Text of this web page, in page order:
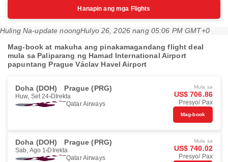
Hanapin ang mga Flights
Huling Na-update noongHulyo 26, 2026 nang 05:06 PM GMT+0
Mag-book at makuha ang pinakamagandang flight deal
mula sa Paliparang ng Hamad International Airport
papuntang Prague Václav Havel Airport
Doha (DOH) Prague (PRG)
Huw, Set 24 DIrekta
Qatar Airways
Mula sa
US$ 706.86
Presyo/ Pax
Mag-book
Doha (DOH) Prague (PRG)
Sab, Ago 1 DIrekta
Qatar Airways
Mula sa
US$ 740.02
Presyo/ Pax